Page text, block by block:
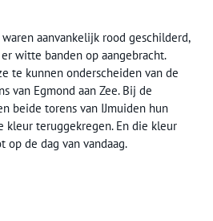
aanvankelijk rood geschilderd,
witte banden op aangebracht.
te kunnen onderscheiden van de
van Egmond aan Zee. Bij de
beide torens van IJmuiden hun
kleur teruggekregen. En die kleur
de dag van vandaag.